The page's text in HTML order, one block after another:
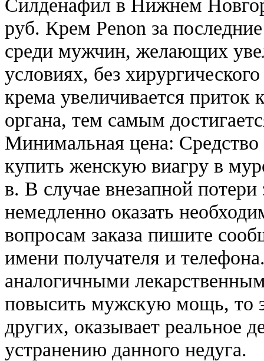
Силденафил в Нижнем
руб. Крем Penon за
среди мужчин, желающих
условиях, без
крема увеличивается приток
органа, тем самым
Минимальная цена:
купить женскую виагру в
в. В случае внезапной
немедленно оказать
вопросам заказа пишите
имени получателя и
аналогичными
повысить мужскую мощь, то
других, оказывает реальное
устранению данного недуга.